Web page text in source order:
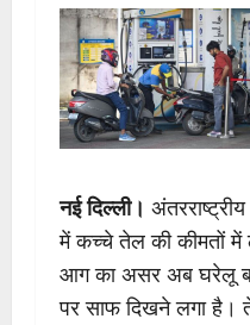
नई दिल्ली।
में कच्चे तेल की कीमतों में
आग का असर अब घरेलू
पर साफ दिखने लगा है।